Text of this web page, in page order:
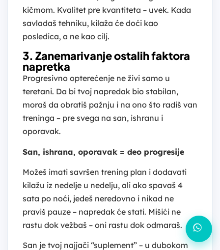
kičmom. Kvalitet pre kvantiteta – uvek. Kada
savladaš tehniku, kilaža će doći kao
posledica, a ne kao cilj.
3. Zanemarivanje ostalih faktora
napretka
Progresivno opterećenje ne živi samo u
teretani. Da bi tvoj napredak bio stabilan,
moraš da obratiš pažnju i na ono što radiš van
treninga – pre svega na san, ishranu i
oporavak.
San, ishrana, oporavak = deo progresije
Možeš imati savršen trening plan i dodavati
kilažu iz nedelje u nedelju, ali ako spavaš 4
sata po noći, jedeš neredovno i nikad ne
praviš pauze – napredak će stati. Mišići ne
rastu dok vežbaš – oni rastu dok odmaraš.
San je tvoj najjači “suplement” – u dubokom